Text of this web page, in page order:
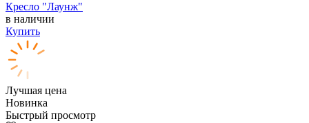
Кресло "Лаунж"
в наличии
Купить
Лучшая цена
Новинка
Быстрый просмотр